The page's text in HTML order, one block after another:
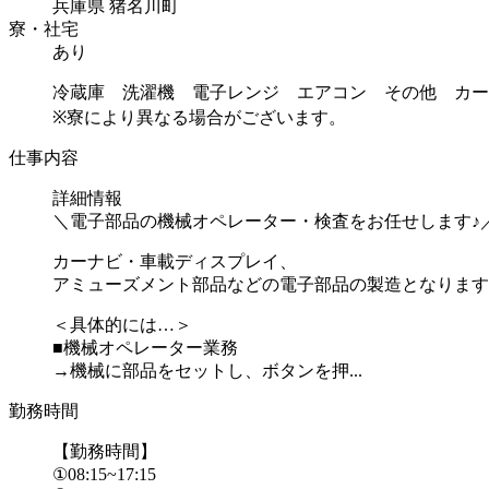
兵庫県 猪名川町
寮・社宅
あり
冷蔵庫 洗濯機 電子レンジ エアコン その他 カー
※寮により異なる場合がございます。
仕事内容
詳細情報
＼電子部品の機械オペレーター・検査をお任せします♪
カーナビ・車載ディスプレイ、
アミューズメント部品などの電子部品の製造となります
＜具体的には…＞
■機械オペレーター業務
→機械に部品をセットし、ボタンを押...
勤務時間
【勤務時間】
①08:15~17:15